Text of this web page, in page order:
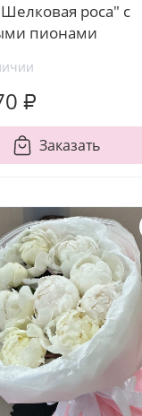
роса" с
пионами
₽
Заказать